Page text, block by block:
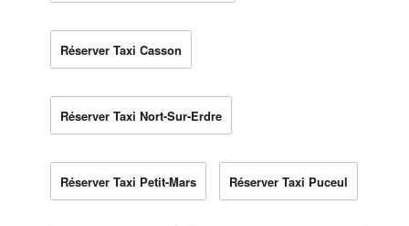
Réserver Taxi Casson
Réserver Taxi Nort-Sur-Erdre
Réserver Taxi Petit-Mars Réserver Taxi Puceul